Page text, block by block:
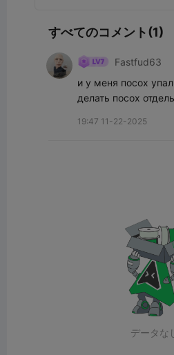
すべてのコメント(1)
Fastfud63
и у меня посох
делать посох
19:47 11-22-2025
データな